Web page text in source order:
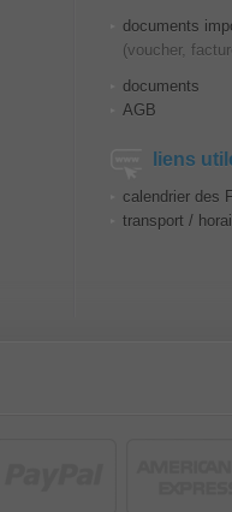
documents
(voucher,
documents
AGB
liens
calendrier des
transport /